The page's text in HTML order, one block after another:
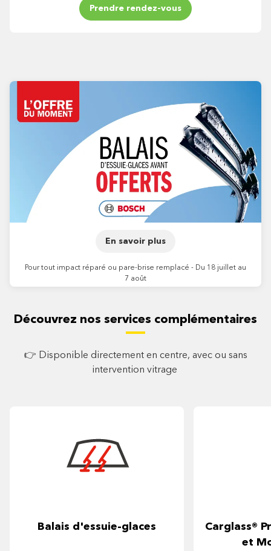
Prendre rendez-vous
En savoir plus
Pour tout impact réparé ou pare-brise remplacé - Du 18 juillet au
7 août
Découvrez nos services complémentaires
👉 Disponible directement en centre, avec ou sans
intervention vitrage
Balais d'essuie-glaces
Carglass®
et